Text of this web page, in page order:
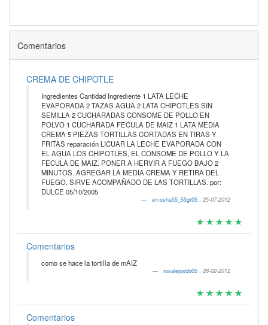
Comentarios
CREMA DE CHIPOTLE
Ingredientes Cantidad Ingrediente 1 LATA LECHE
EVAPORADA 2 TAZAS AGUA 2 LATA CHIPOTLES SIN
SEMILLA 2 CUCHARADAS CONSOME DE POLLO EN
POLVO 1 CUCHARADA FECULA DE MAIZ 1 LATA MEDIA
CREMA 5 PIEZAS TORTILLAS CORTADAS EN TIRAS Y
FRITAS reparación LICUAR LA LECHE EVAPORADA CON
EL AGUA LOS CHIPOTLES, EL CONSOME DE POLLO Y LA
FECULA DE MAIZ. PONER A HERVIR A FUEGO BAJO 2
MINUTOS. AGREGAR LA MEDIA CREMA Y RETIRA DEL
FUEGO. SIRVE ACOMPAÑADO DE LAS TORTILLAS. por:
DULCE 05/10/2005
emosha55_55gt05 , 25-07-2012
Comentarios
como se hace la tortilla de mAIZ
rosalejosbb05 , 28-02-2012
Comentarios